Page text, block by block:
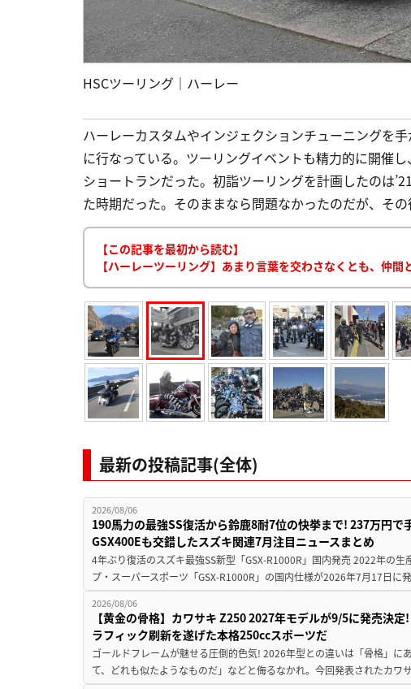
HSCツーリング｜ハーレー
ハーレーカスタムやインジェクションチューニングを
に行なっている。ツーリングイベントも精力的に開催
ショートランだった。初詣ツーリングを計画したのは
た時期だった。そのままなら問題なかったのだが、そ
【この記事を最初から読む】
【ハーレーツーリング】あまり言葉を交わさなくとも、仲間
最新の投稿記事(全体)
2026/08/06
190馬力の最強SS復活から鈴鹿8耐7位の快挙まで! 237万円で
GSX400Eも交錯したスズキ関連7月注目ニュースまとめ
4年ぶり復活のスズキ最強SS新型「GSX-R1000R」国内発売 2022年の
プ・スーパースポーツ「GSX-R1000R」の国内仕様が2026年7月17日に
2026/08/06
【黄金の骨格】カワサキ Z250 2027年モデルが9/5に発売決
ラフィック刷新を遂げた本格250ccスポーツだ
ゴールドフレームが魅せる圧倒的色気! 2026年型との違いは「骨格」に
て、どれも似たようなものだ」などと侮るなかれ。今回発表されたカ